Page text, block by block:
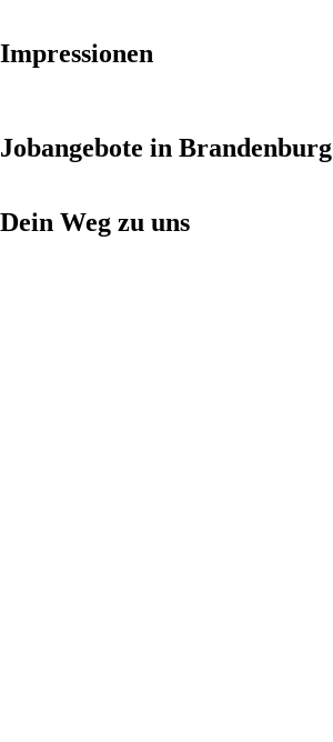
Impressionen
Jobangebote in Brandenburg
Dein Weg zu uns